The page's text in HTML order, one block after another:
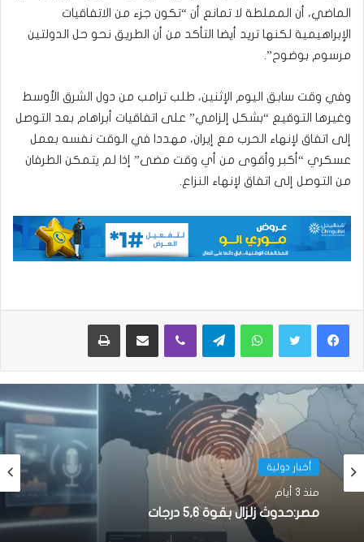
الماضي، أن المملطة لا تمانع أن “تكون جزء من الاتفاقيات
الإبراهيمية لكنها تريد أيضا التأكد من أن الطريق نحو حل الدولتين
مرسوم بوضوح”.
وفي وقت سابق اليوم الإثنين، طلب ترامب من دول الشرق الأوسط
وغيرها التوقيع “بشكل إلزامي” على اتفاقيات أبراهام بعد التوصل
إلى اتفاق لإنهاء الحرب مع إيران، مهددا في الوقت نفسه بعمل
عسكري “أكبر وأقوى من أي وقت مضى” إذا لم يتمكن الطرفان
من التوصل إلى اتفاق لإنهاء النزاع.
واتساب تيلقرام ڤايبر مشاركة عبر البريد طباعة
أخبار دولية
منذ 3 أيام
مصر:حدوث زلزال بقوة 5,6 درجات